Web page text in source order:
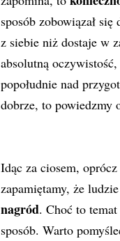
sposób zobowiązał
z siebie niż dostaje w
absolutną
popołudnie nad
dobrze, to powiedzmy
Idąc za ciosem,
zapamiętamy, że
nagród. Choć to
sposób. Warto